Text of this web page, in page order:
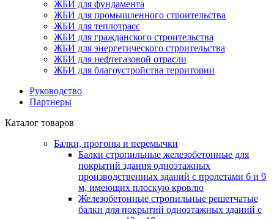
ЖБИ для фундамента
ЖБИ для промышленного строительства
ЖБИ для теплотрасс
ЖБИ для гражданского строительства
ЖБИ для энергетического строительства
ЖБИ для нефтегазовой отрасли
ЖБИ для благоустройства территории
Руководство
Партнеры
Каталог товаров
Балки, прогоны и перемычки
Балки стропильные железобетонные для
покрытий здания одноэтажных
производственных зданий с пролетами 6 и 9
м, имеющих плоскую кровлю
Железобетонные стропильные решетчатые
балки для покрытий одноэтажных зданий с